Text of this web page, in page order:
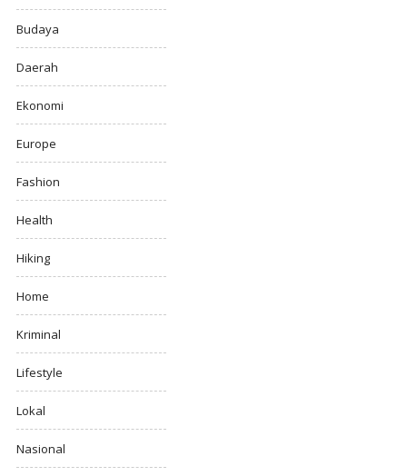
Budaya
Daerah
Ekonomi
Europe
Fashion
Health
Hiking
Home
Kriminal
Lifestyle
Lokal
Nasional